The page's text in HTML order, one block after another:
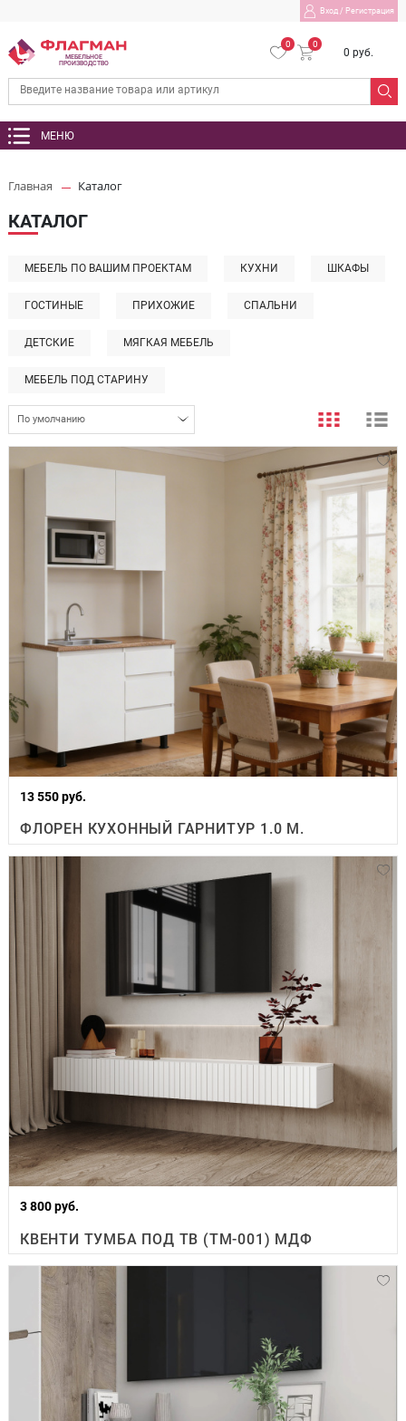
Вход/ Регистрация
МЕБЕЛЬНОЕ
ПРОИЗВОДСТВО
0 0
0 руб.
МЕНЮ
Главная Каталог
КАТАЛОГ
МЕБЕЛЬ ПО ВАШИМ ПРОЕКТАМ КУХНИ ШКАФЫ
ГОСТИНЫЕ ПРИХОЖИЕ СПАЛЬНИ
ДЕТСКИЕ МЯГКАЯ МЕБЕЛЬ
МЕБЕЛЬ ПОД СТАРИНУ
По умолчанию
13 550 руб.
ФЛОРЕН КУХОННЫЙ ГАРНИТУР 1.0 М.
3 800 руб.
КВЕНТИ ТУМБА ПОД ТВ (ТМ-001) МДФ